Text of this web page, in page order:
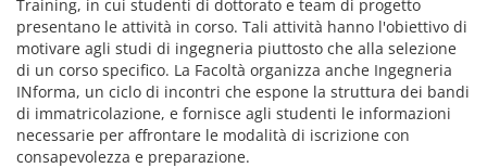
Training, in cui studenti di dottorato e team di progetto
presentano le attività in corso. Tali attività hanno l'obiettivo di
motivare agli studi di ingegneria piuttosto che alla selezione
di un corso specifico. La Facoltà organizza anche Ingegneria
INforma, un ciclo di incontri che espone la struttura dei bandi
di immatricolazione, e fornisce agli studenti le informazioni
necessarie per affrontare le modalità di iscrizione con
consapevolezza e preparazione.